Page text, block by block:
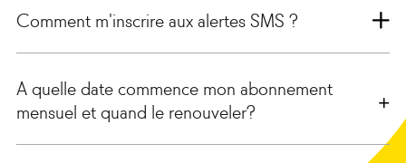
Comment m'inscrire aux alertes SMS ?
A quelle date commence mon abonnement
mensuel et quand le renouveler?